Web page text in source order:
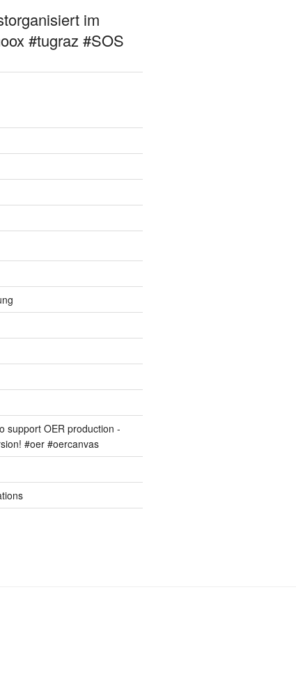
im
#tugraz #SOS
support OER production -
#oer #oercanvas